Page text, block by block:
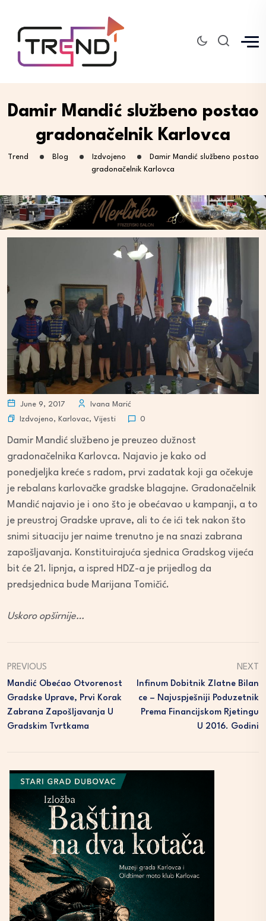
Damir Mandić službeno postao
gradonačelnik Karlovca
Trend Blog Izdvojeno
Damir Mandić službeno postao
gradonačelnik Karlovca
June 9, 2017
Ivana Marić
Izdvojeno, Karlovac, Vijesti 0
Damir Mandić službeno je preuzeo dužnost
gradonačelnika Karlovca. Najavio je kako od
ponedjeljka kreće s radom, prvi zadatak koji ga očekuje
je rebalans karlovačke gradske blagajne. Gradonačelnik
Mandić najavio je i ono što je obećavao u kampanji, a to
je preustroj Gradske uprave, ali to će ići tek nakon što
snimi situaciju jer naime trenutno je na snazi zabrana
zapošljavanja. Konstituirajuća sjednica Gradskog vijeća
bit će 21. lipnja, a ispred HDZ-a je prijedlog da
predsjednica bude Marijana Tomičić.
Uskoro opširnije…
PREVIOUS
Mandić Obećao Otvorenost
Gradske Uprave, Prvi Korak
Zabrana Zapošljavanja U
Gradskim Tvrtkama
NEXT
Infinum Dobitnik Zlatne Bilan
Ce – Najuspješniji Poduzetnik
Prema Financijskom Rjetingu
U 2016. Godini